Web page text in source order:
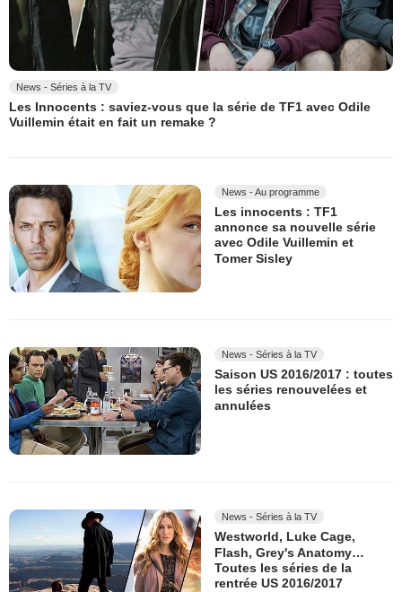
News - Séries à la TV
Les Innocents : saviez-vous que la série de TF1 avec Odile
Vuillemin était en fait un remake ?
News - Au programme
Les innocents : TF1
annonce sa nouvelle série
avec Odile Vuillemin et
Tomer Sisley
News - Séries à la TV
Saison US 2016/2017 : toutes
les séries renouvelées et
annulées
News - Séries à la TV
Westworld, Luke Cage,
Flash, Grey's Anatomy…
Toutes les séries de la
rentrée US 2016/2017